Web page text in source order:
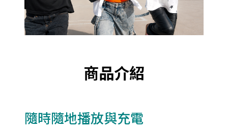
商品介紹
隨時隨地播放與充電